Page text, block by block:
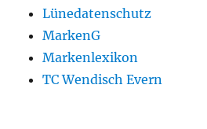
Lünedatenschutz
MarkenG
Markenlexikon
TC Wendisch Evern